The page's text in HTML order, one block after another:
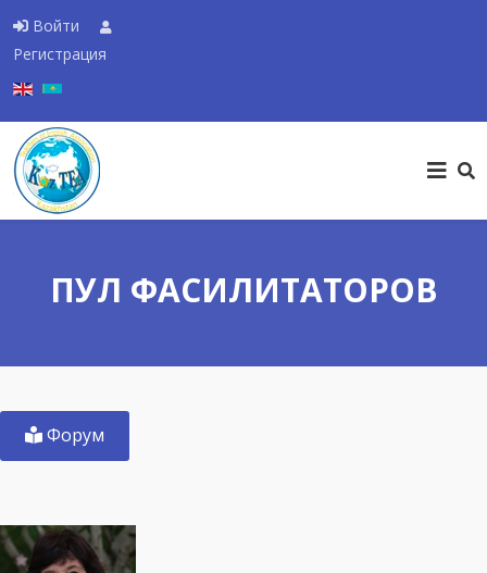
Войти
Регистрация
ПУЛ ФАСИЛИТАТОРОВ
Форум